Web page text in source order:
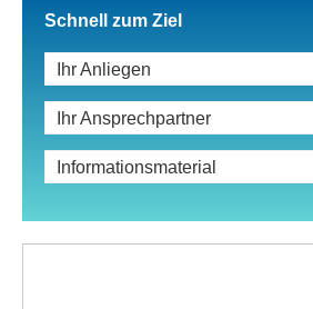
Schnell zum Ziel
Ihr Anliegen
Ihr Ansprechpartner
Informationsmaterial